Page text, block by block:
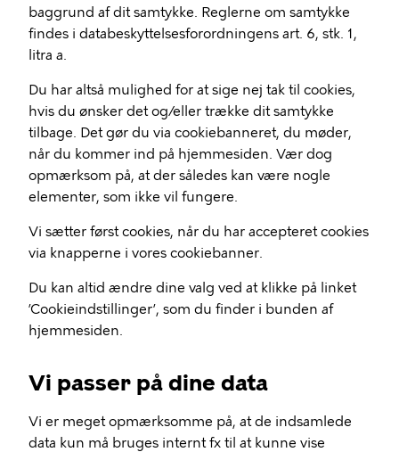
baggrund af dit samtykke. Reglerne om samtykke
findes i databeskyttelsesforordningens art. 6, stk. 1,
litra a.
Du har altså mulighed for at sige nej tak til cookies,
hvis du ønsker det og/eller trække dit samtykke
tilbage. Det gør du via cookiebanneret, du møder,
når du kommer ind på hjemmesiden. Vær dog
opmærksom på, at der således kan være nogle
elementer, som ikke vil fungere.
Vi sætter først cookies, når du har accepteret cookies
via knapperne i vores cookiebanner.
Du kan altid ændre dine valg ved at klikke på linket
’Cookieindstillinger’, som du finder i bunden af
hjemmesiden.
Vi passer på dine data
Vi er meget opmærksomme på, at de indsamlede
data kun må bruges internt fx til at kunne vise